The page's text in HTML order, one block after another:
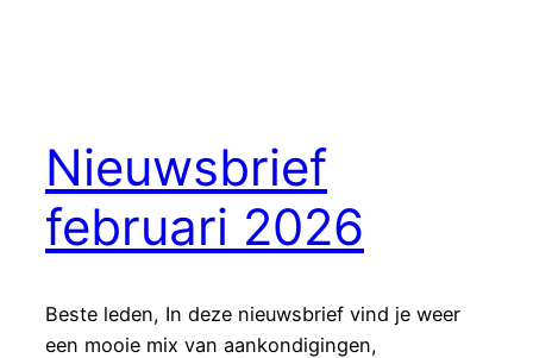
Nieuwsbrief
februari 2026
Beste leden, In deze nieuwsbrief vind je weer
een mooie mix van aankondigingen,